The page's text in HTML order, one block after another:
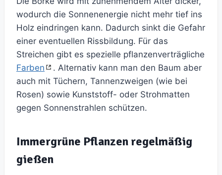
wodurch die Sonnenenergie nicht mehr tief ins
Holz eindringen kann. Dadurch sinkt die Gefahr
einer eventuellen Rissbildung. Für das
Streichen gibt es spezielle pflanzenverträgliche
Farben
. Alternativ kann man den Baum aber
auch mit Tüchern, Tannenzweigen (wie bei
Rosen) sowie Kunststoff- oder Strohmatten
gegen Sonnenstrahlen schützen.
Immergrüne Pflanzen regelmäßig
gießen